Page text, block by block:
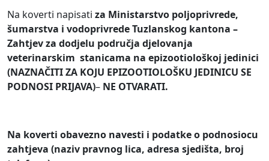
Na koverti napisati za Ministarstvo poljoprivrede,
šumarstva i vodoprivredeTuzlanskog kantona –
Zahtjev za dodjelu područja djelovanja
veterinarskim stanicama na epizootiološkoj jedinici
(NAZNAČITI ZA KOJU EPIZOOTIOLOŠKU JEDINICU SE
PODNOSI PRIJAVA)– NE OTVARATI.
Na koverti obavezno navesti i podatke o podnosiocu
zahtjeva (naziv pravnog lica, adresa sjedišta, broj